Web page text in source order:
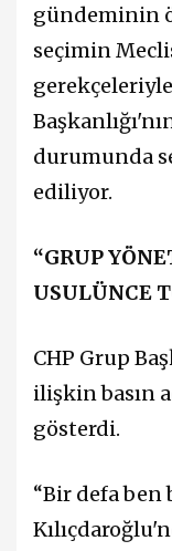
gündeminin
seçimin
durumunda
ediliyor.
“GRUP
USULÜNCE
CHP Grup
ilişkin basın
gösterdi.
“Bir defa ben